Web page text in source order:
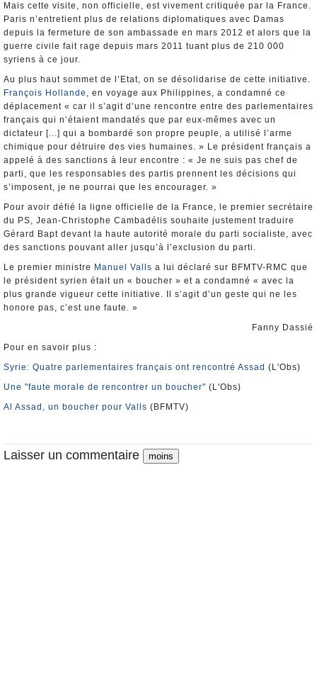
Mais cette visite, non officielle, est vivement critiquée par la France.
Paris n’entretient plus de relations diplomatiques avec Damas
depuis la fermeture de son ambassade en mars 2012 et alors que la
guerre civile fait rage depuis mars 2011 tuant plus de 210 000
syriens à ce jour.
Au plus haut sommet de l’Etat, on se désolidarise de cette initiative.
François Hollande , en voyage aux Philippines, a condamné ce
déplacement « car il s’agit d’une rencontre entre des parlementaires
français qui n’étaient mandatés que par eux-mêmes avec un
dictateur [...] qui a bombardé son propre peuple, a utilisé l’arme
chimique pour détruire des vies humaines. » Le président français a
appelé à des sanctions à leur encontre : « Je ne suis pas chef de
parti, que les responsables des partis prennent les décisions qui
s’imposent, je ne pourrai que les encourager. »
Pour avoir défié la ligne officielle de la France, le premier secrétaire
du PS, Jean-Christophe Cambadélis souhaite justement traduire
Gérard Bapt devant la haute autorité morale du parti socialiste, avec
des sanctions pouvant aller jusqu’à l’exclusion du parti.
Le premier ministre Manuel Valls a lui déclaré sur BFMTV-RMC que
le président syrien était un « boucher » et a condamné « avec la
plus grande vigueur cette initiative. Il s’agit d’un geste qui ne les
honore pas, c’est une faute. »
Fanny Dassié
Pour en savoir plus :
Syrie: Quatre parlementaires français ont rencontré Assad (L'Obs)
Une "faute morale de rencontrer un boucher" (L'Obs)
Al Assad, un boucher pour Valls (BFMTV)
Laisser un commentaire